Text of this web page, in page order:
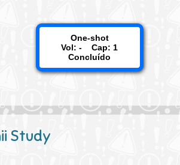
One-shot
Vol: - Cap: 1
Concluído
Study